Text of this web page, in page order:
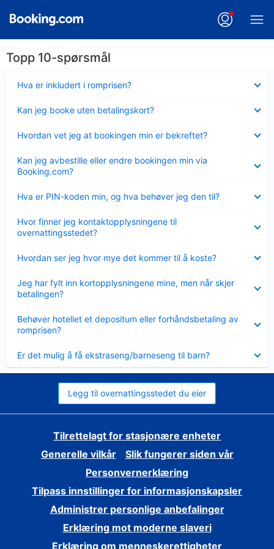
Topp 10-spørsmål
Hva er inkludert i romprisen?
mindre
Kan jeg booke uten betalingskort?
mindre
Hvordan vet jeg at bookingen min er bekreftet?
mindre
Kan jeg avbestille eller endre bookingen min via
Booking.com?
mindre
Hva er PIN-koden min, og hva behøver jeg den til?
mindre
Hvor finner jeg kontaktopplysningene til
overnattingsstedet?
mindre
Hvordan ser jeg hvor mye det kommer til å koste?
mindre
Jeg har fylt inn kortopplysningene mine, men når skjer
betalingen?
mindre
Behøver hotellet et depositum eller forhåndsbetaling av
romprisen?
mindre
Er det mulig å få ekstraseng/barneseng til barn?
mindre
Legg til overnattingsstedet du eier
Tilrettelagt for stasjonære enheter
Generelle vilkår
Slik fungerer siden vår
Personvernerklæring
Tilpass innstillinger for informasjonskapsler
Administrer personlige anbefalinger
Erklæring mot moderne slaveri
Erklæring om menneskerettigheter